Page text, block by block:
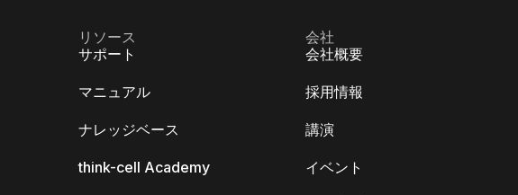
リソース
サポート
マニュアル
ナレッジベース
think-cell Academy
会社
会社概要
採用情報
講演
イベント